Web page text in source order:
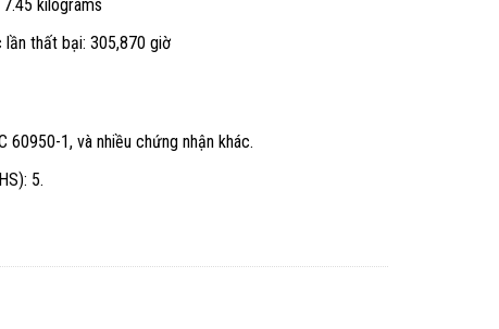
kilograms
lần thất bại: 305,870 giờ
60950-1, và nhiều chứng nhận khác.
5.